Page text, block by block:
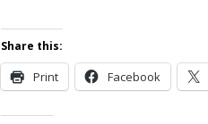
Share this:
Print Facebook